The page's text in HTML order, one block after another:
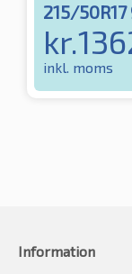
215/50R17
kr.
inkl. moms
Information